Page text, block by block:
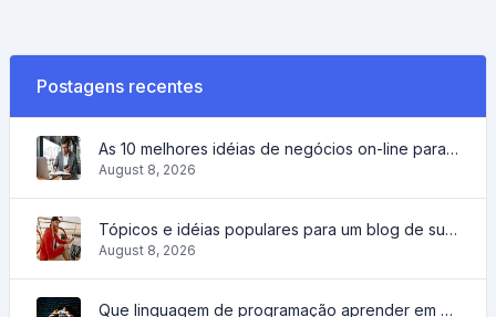
Postagens recentes
As 10 melhores idéias de negócios on-line para iniciantes de 2022 e ferramentas para ajudá-lo a trabalhar facilmente
August 8, 2026
Tópicos e idéias populares para um blog de sucesso em 2022, assim como ferramentas que serão úteis ao blogueiro
August 8, 2026
Que linguagem de programação aprender em 2022 e que ferramentas ajudarão os codificadores nas tarefas diárias